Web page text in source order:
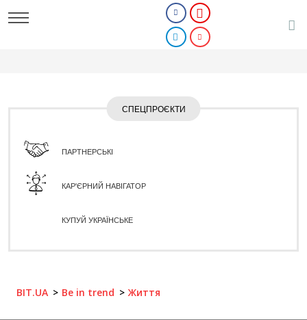
СПЕЦПРОЄКТИ
ПАРТНЕРСЬКІ
КАР'ЄРНИЙ НАВІГАТОР
КУПУЙ УКРАЇНСЬКЕ
BIT.UA Be in trend Життя